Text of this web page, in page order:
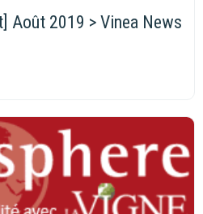
Août 2019 > Vinea News